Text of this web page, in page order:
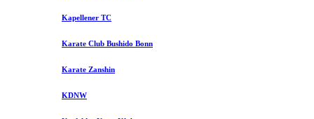
Kapellener TC
Karate Club Bushido Bonn
Karate Zanshin
KDNW